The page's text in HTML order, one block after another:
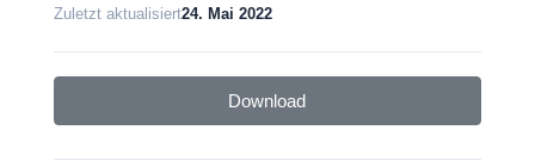
Zuletzt aktualisiert24. Mai 2022
Download